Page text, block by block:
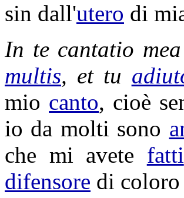
sin dall'utero di
In te cantatio
multis, et tu
mio canto, cioè
io da molti sono
che mi avete fatti
difensore di coloro